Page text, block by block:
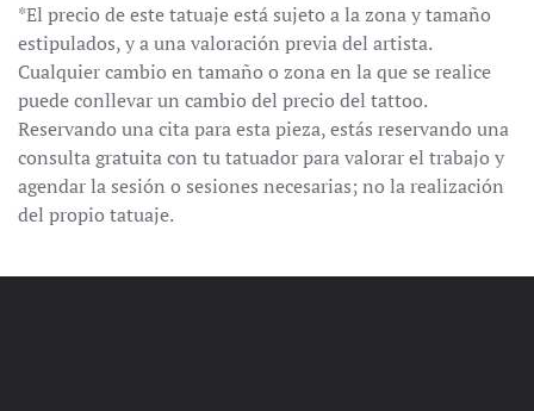
*El precio de este tatuaje está sujeto a la zona y tamaño
estipulados, y a una valoración previa del artista.
Cualquier cambio en tamaño o zona en la que se realice
puede conllevar un cambio del precio del tattoo.
Reservando una cita para esta pieza, estás reservando una
consulta gratuita con tu tatuador para valorar el trabajo y
agendar la sesión o sesiones necesarias; no la realización
del propio tatuaje.